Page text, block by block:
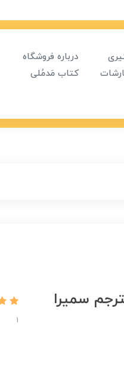
درباره فروشگاه
کتاب مَدمُلی
سمیرا
1